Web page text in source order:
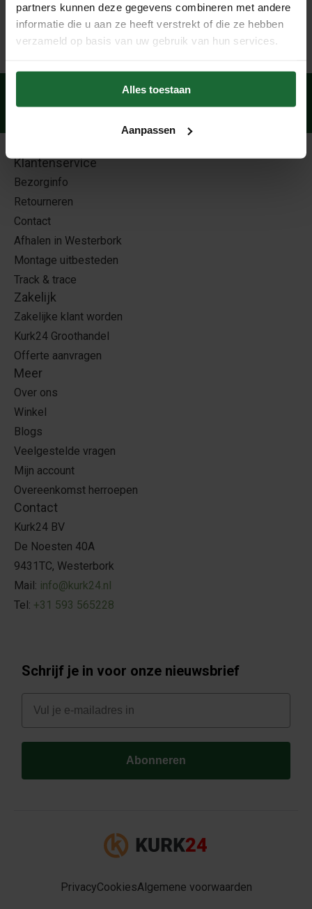
partners kunnen deze gegevens combineren met andere
informatie die u aan ze heeft verstrekt of die ze hebben
verzameld op basis van uw gebruik van hun services.
Alles toestaan
Aanpassen
beschermen dus goed tegen hitte, krassen en kringen.
met:
Klantenservice
Bezorginfo
Retourneren
Contact
Afhalen in Westerbork
Montage uitbesteden
Track & trace
Zakelijk
Zakelijke klant worden
Kurk24 Groothandel
Offerte aanvragen
Meer
Over ons
Winkel
Blogs
Veelgestelde vragen
Mijn account
Overeenkomst herroepen
Contact
Kurk24 BV
De Noesten 40A
9431TC, Westerbork
Mail: info@kurk24.nl
Tel: +31 593 565228
Schrijf je in voor onze nieuwsbrief
E-mail
Abonneren
PrivacyCookiesAlgemene voorwaarden